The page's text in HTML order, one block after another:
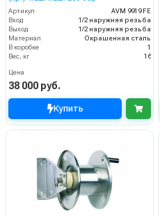
Артикул
AVM 9919 FE
Вход
1/2 наружняя резьба
Выход
1/2 наружняя резьба
Материал
Окрашенная сталь
В коробке
1
Вес, кг
16
Цена
38 000 руб.
Купить